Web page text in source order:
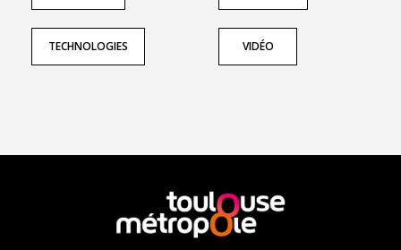
TECHNOLOGIES VIDÉO
En
savoir
plus